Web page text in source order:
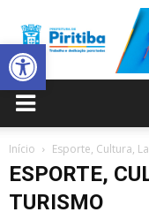
Abrir a barra de
Início Esporte, Cultura,
ESPORTE,
TURISMO